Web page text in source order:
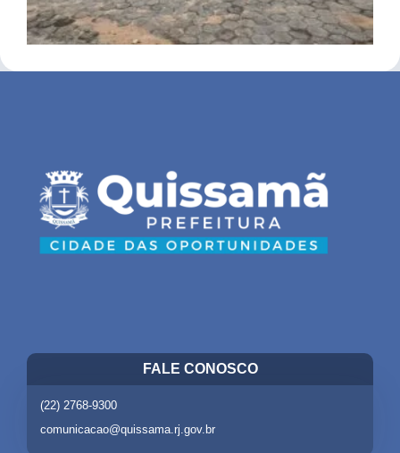
FALE CONOSCO
(22) 2768-9300
comunicacao@quissama.rj.gov.br